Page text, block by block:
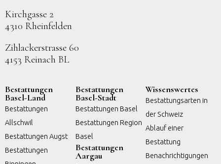
Kirchgasse 2
4310 Rheinfelden
Zihlackerstrasse 60
4153 Reinach BL
Bestattungen
Basel-Land
Bestattungen
Allschwil
Bestattungen Augst
Bestattungen
Bestattungen
Basel-Stadt
Bestattungen Basel
Bestattungen Region
Basel
Bestattungen
Aargau
Wissenswertes
Bestattungsarten in
der Schweiz
Ablauf einer
Bestattung
Benachrichtigungen